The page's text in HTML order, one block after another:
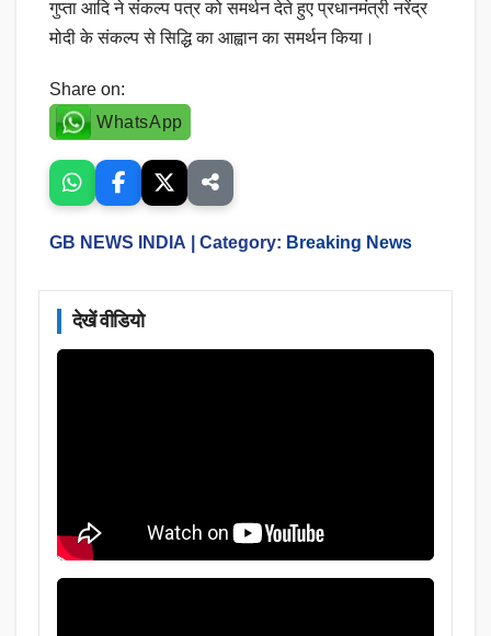
गुप्ता आदि ने संकल्प पत्र को समर्थन देते हुए प्रधानमंत्री नरेंद्र
मोदी के संकल्प से सिद्धि का आह्वान का समर्थन किया।
Share on:
WhatsApp
GB NEWS INDIA | Category: Breaking News
देखें वीडियो